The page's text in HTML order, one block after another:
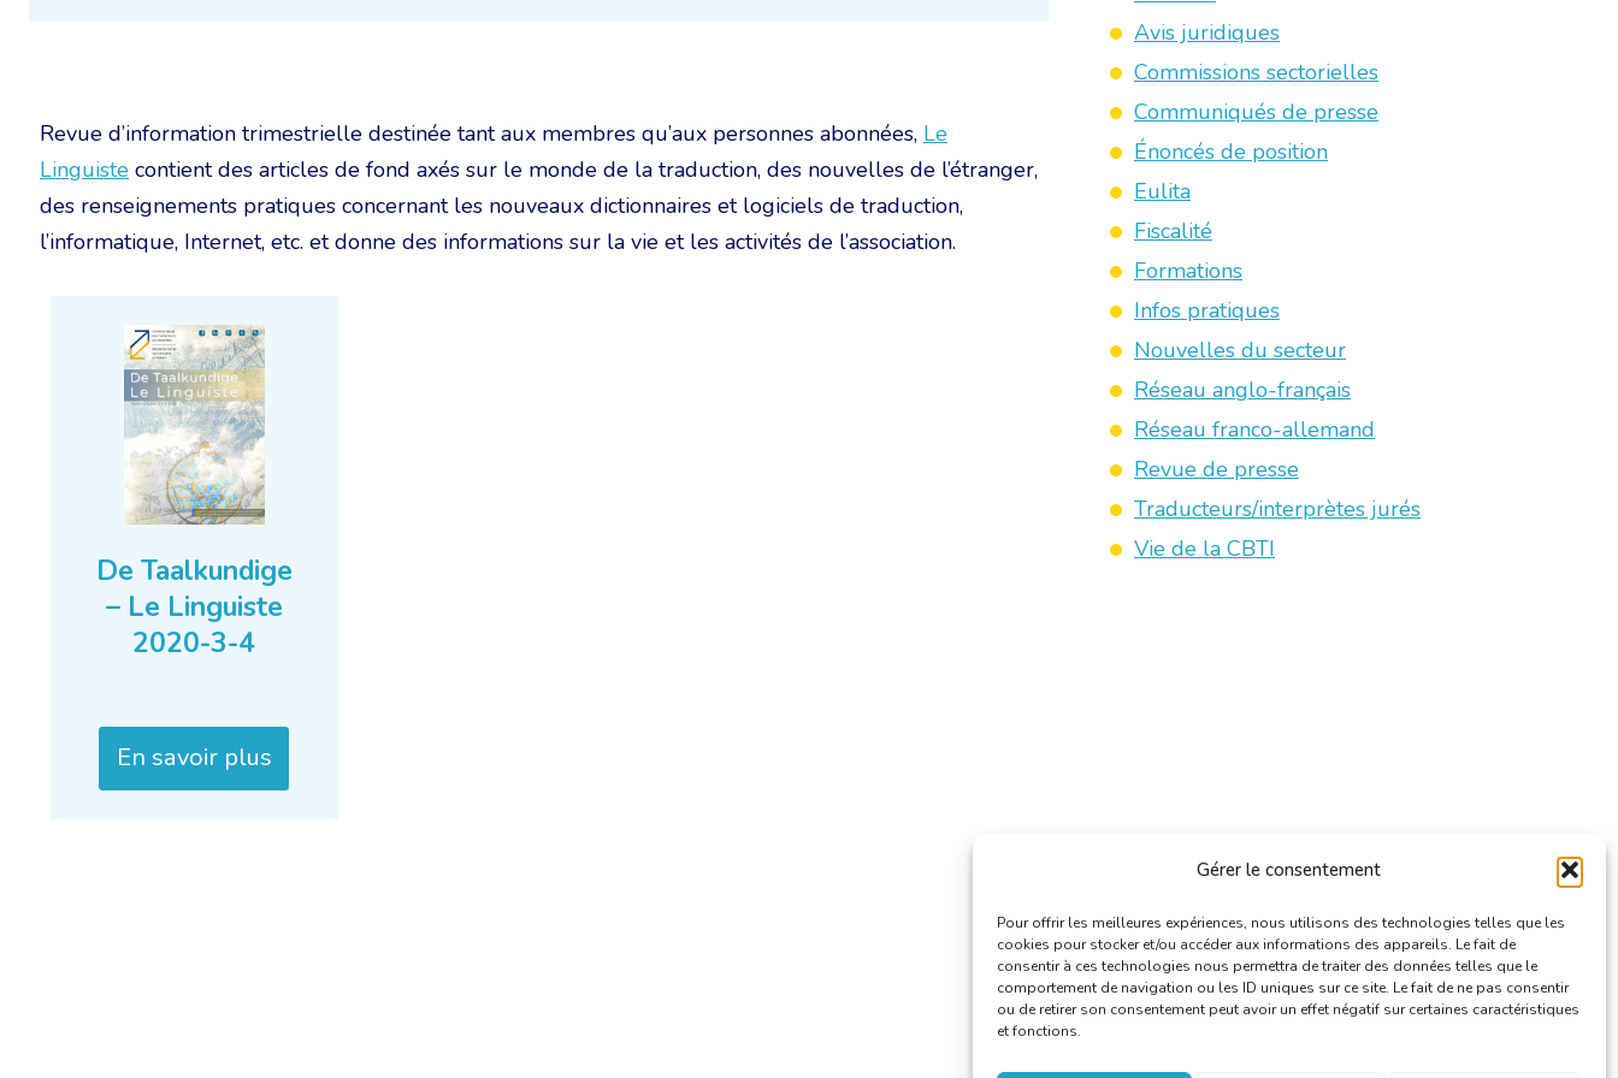
Gérer le consentement
Pour offrir les meilleures expériences, nous utilisons des technologies telles que les
cookies pour stocker et/ou accéder aux informations des appareils. Le fait de
consentir à ces technologies nous permettra de traiter des données telles que le
comportement de navigation ou les ID uniques sur ce site. Le fait de ne pas consentir
ou de retirer son consentement peut avoir un effet négatif sur certaines caractéristiques
et fonctions.
Revue d’information trimestrielle destinée tant aux membres qu’aux personnes abonnées, Le
Linguiste contient des articles de fond axés sur le monde de la traduction, des nouvelles de l’étranger,
des renseignements pratiques concernant les nouveaux dictionnaires et logiciels de traduction,
l’informatique, Internet, etc. et donne des informations sur la vie et les activités de l’association.
De Taalkundige
– Le Linguiste
2020-3-4
En savoir plus
Avis juridiques
Commissions sectorielles
Communiqués de presse
Énoncés de position
Eulita
Fiscalité
Formations
Infos pratiques
Nouvelles du secteur
Réseau anglo-français
Réseau franco-allemand
Revue de presse
Traducteurs/interprètes jurés
Vie de la CBTI